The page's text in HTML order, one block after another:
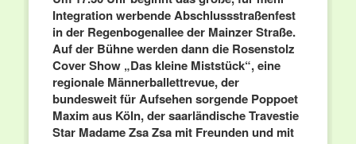
Integration werbende Abschlussstraßenfest
in der Regenbogenallee der Mainzer Straße.
Auf der Bühne werden dann die Rosenstolz
Cover Show „Das kleine Miststück“, eine
regionale Männerballettrevue, der
bundesweit für Aufsehen sorgende Poppoet
Maxim aus Köln, der saarländische Travestie
Star Madame Zsa Zsa mit Freunden und mit